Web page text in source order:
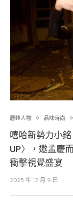
層峰⼈物 品味時尚
嘻哈新勢力小
UP〉，邀孟慶
衝擊視覺盛宴
2025 年 12 月 9 日